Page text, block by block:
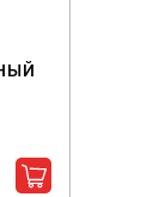
Добавить в